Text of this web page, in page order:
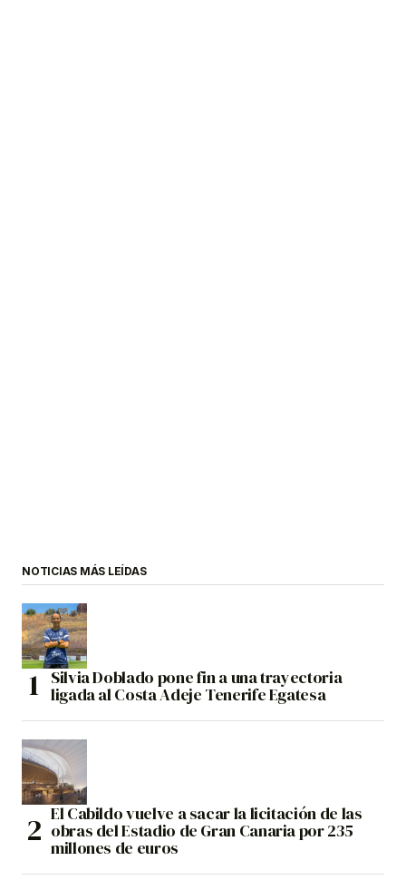
NOTICIAS MÁS LEÍDAS
Silvia Doblado pone fin a una trayectoria
ligada al Costa Adeje Tenerife Egatesa
El Cabildo vuelve a sacar la licitación de las
obras del Estadio de Gran Canaria por 235
millones de euros